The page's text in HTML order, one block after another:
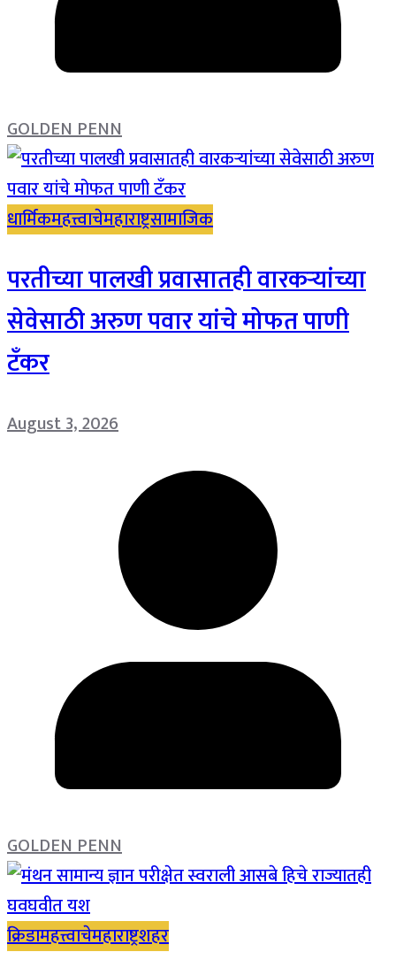
GOLDEN PENN
धार्मिकमहत्त्वाचेमहाराष्ट्रसामाजिक
परतीच्या पालखी प्रवासातही वारकऱ्यांच्या
सेवेसाठी अरुण पवार यांचे मोफत पाणी
टँकर
August 3, 2026
GOLDEN PENN
क्रिडामहत्त्वाचेमहाराष्ट्रशहर